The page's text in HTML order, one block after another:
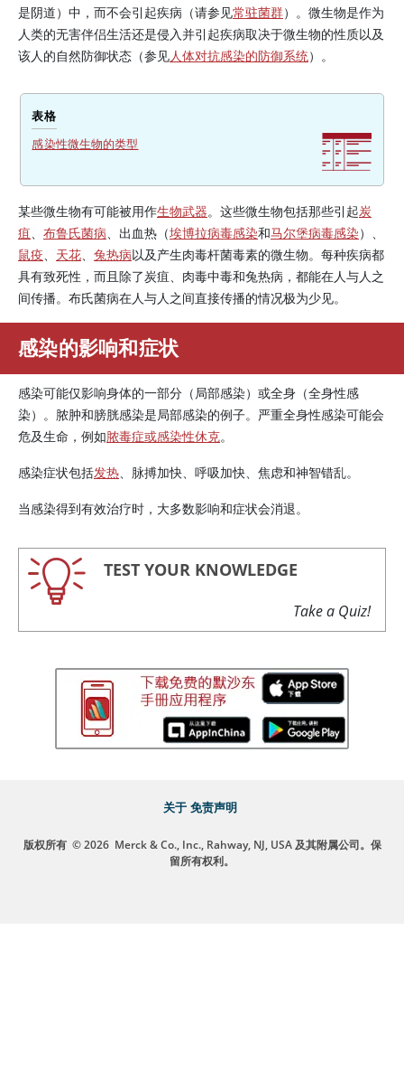
是阴道）中，而不会引起疾病（请参见常驻菌群）。微生物是作为
人类的无害伴侣生活还是侵入并引起疾病取决于微生物的性质以及
该人的自然防御状态（参见人体对抗感染的防御系统）。
表格
感染性微生物的类型
某些微生物有可能被用作生物武器。这些微生物包括那些引起炭
疽、 布鲁氏菌病、出血热（埃博拉病毒感染和马尔堡病毒感染）、
鼠疫、 天花、 兔热病以及产生肉毒杆菌毒素的微生物。每种疾病都
具有致死性，而且除了炭疽、肉毒中毒和兔热病，都能在人与人之
间传播。布氏菌病在人与人之间直接传播的情况极为少见。
感染的影响和症状
感染可能仅影响身体的一部分（局部感染）或全身（全身性感
染）。脓肿和膀胱感染是局部感染的例子。严重全身性感染可能会
危及生命，例如脓毒症或感染性休克。
感染症状包括发热、脉搏加快、呼吸加快、焦虑和神智错乱。
当感染得到有效治疗时，大多数影响和症状会消退。
TEST YOUR KNOWLEDGE
Take a Quiz!
关于 免责声明
版权所有 © 2026 Merck & Co., Inc., Rahway, NJ, USA 及其附属公司。保
留所有权利。